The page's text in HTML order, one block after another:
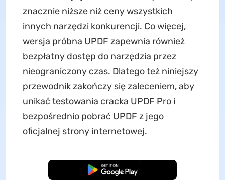
znacznie niższe niż ceny wszystkich
innych narzędzi konkurencji. Co więcej,
wersja próbna UPDF zapewnia również
bezpłatny dostęp do narzędzia przez
nieograniczony czas. Dlatego też niniejszy
przewodnik zakończy się zaleceniem, aby
unikać testowania cracka UPDF Pro i
bezpośrednio pobrać UPDF z jego
oficjalnej strony internetowej.
Pobierz za darmo